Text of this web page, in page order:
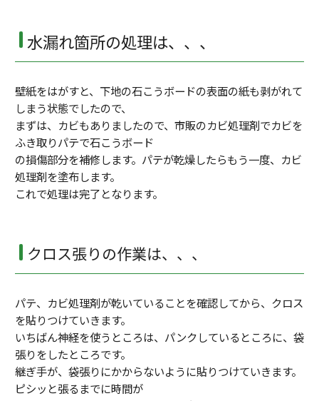
水漏れ箇所の処理は、、、
壁紙をはがすと、下地の石こうボードの表面の紙も剥がれて
しまう状態でしたので、
まずは、カビもありましたので、市販のカビ処理剤でカビを
ふき取りパテで石こうボード
の損傷部分を補修します。パテが乾燥したらもう一度、カビ
処理剤を塗布します。
これで処理は完了となります。
クロス張りの作業は、、、
パテ、カビ処理剤が乾いていることを確認してから、クロス
を貼りつけていきます。
いちばん神経を使うところは、パンクしているところに、袋
張りをしたところです。
継ぎ手が、袋張りにかからないように貼りつけていきます。
ピシッと張るまでに時間が